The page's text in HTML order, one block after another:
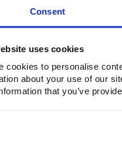
Consent
uses cookies
cookies to personalise
about your use of our
that you’ve
Da
Je